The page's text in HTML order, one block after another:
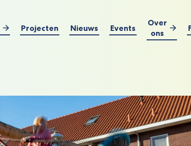
Projecten Nieuws Events
Over
ons